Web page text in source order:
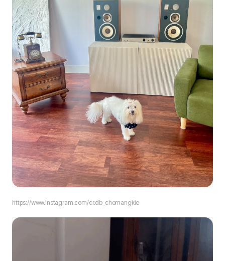
https://www.instagram.com/cr.db_chomangkie